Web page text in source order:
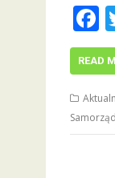
F
e
b
o
o
READ